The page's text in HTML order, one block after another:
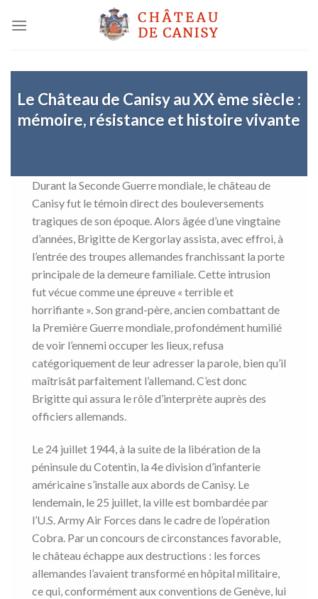
Le Château de Canisy au XX ème siècle :
mémoire, résistance et histoire vivante
Durant la Seconde Guerre mondiale, le château de
Canisy fut le témoin direct des bouleversements
tragiques de son époque. Alors âgée d’une vingtaine
d’années, Brigitte de Kergorlay assista, avec effroi, à
l’entrée des troupes allemandes franchissant la porte
principale de la demeure familiale. Cette intrusion
fut vécue comme une épreuve « terrible et
horrifiante ». Son grand-père, ancien combattant de
la Première Guerre mondiale, profondément humilié
de voir l’ennemi occuper les lieux, refusa
catégoriquement de leur adresser la parole, bien qu’il
maîtrisât parfaitement l’allemand. C’est donc
Brigitte qui assura le rôle d’interprète auprès des
officiers allemands.
Le 24 juillet 1944, à la suite de la libération de la
péninsule du Cotentin, la 4e division d’infanterie
américaine s’installe aux abords de Canisy. Le
lendemain, le 25 juillet, la ville est bombardée par
l’U.S. Army Air Forces dans le cadre de l’opération
Cobra. Par un concours de circonstances favorable,
le château échappe aux destructions : les forces
allemandes l’avaient transformé en hôpital militaire,
ce qui, conformément aux conventions de Genève, lui